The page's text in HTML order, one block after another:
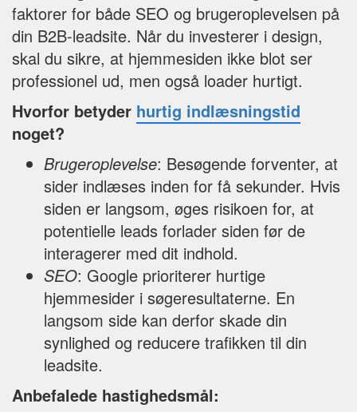
faktorer for både SEO og brugeroplevelsen på
din B2B-leadsite. Når du investerer i design,
skal du sikre, at hjemmesiden ikke blot ser
professionel ud, men også loader hurtigt.
Hvorfor betyder hurtig indlæsningstid
noget?
Brugeroplevelse: Besøgende forventer, at
sider indlæses inden for få sekunder. Hvis
siden er langsom, øges risikoen for, at
potentielle leads forlader siden før de
interagerer med dit indhold.
SEO: Google prioriterer hurtige
hjemmesider i søgeresultaterne. En
langsom side kan derfor skade din
synlighed og reducere trafikken til din
leadsite.
Anbefalede hastighedsmål: